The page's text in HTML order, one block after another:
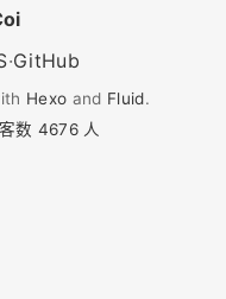
·GitHub
Hexo and Fluid.
数 4676人